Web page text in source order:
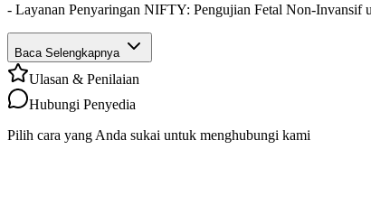
- Layanan Penyaringan NIFTY: Pengujian Fetal Non-Invansif
Baca Selengkapnya
Ulasan & Penilaian
Hubungi Penyedia
Pilih cara yang Anda sukai untuk menghubungi kami